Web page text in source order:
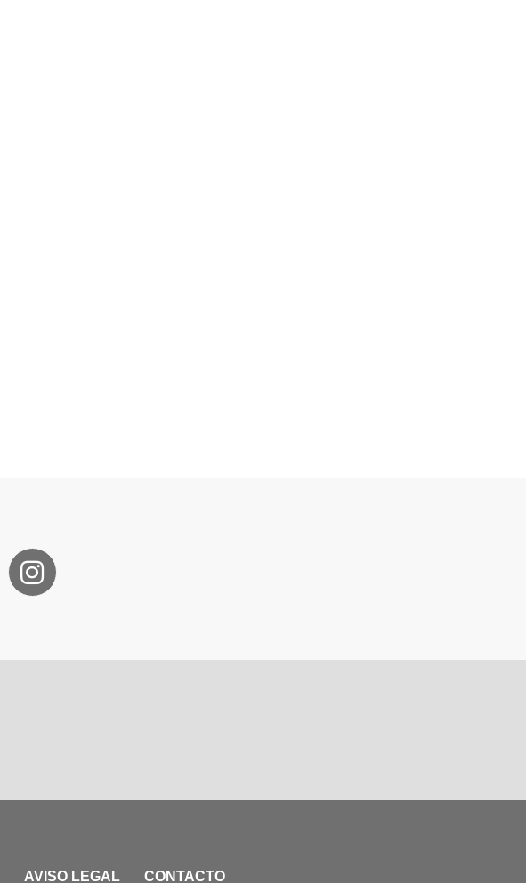
AVISO LEGAL CONTACTO